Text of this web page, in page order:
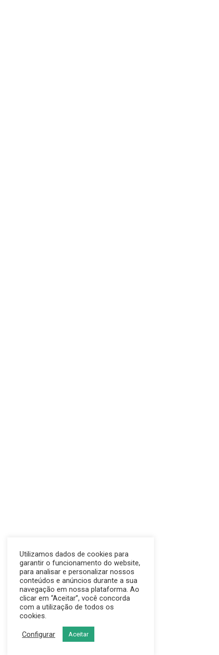
Utilizamos dados de cookies para
garantir o funcionamento do website,
para analisar e personalizar nossos
conteúdos e anúncios durante a sua
navegação em nossa plataforma. Ao
clicar em “Aceitar”, você concorda
com a utilização de todos os
cookies.
Configurar Aceitar